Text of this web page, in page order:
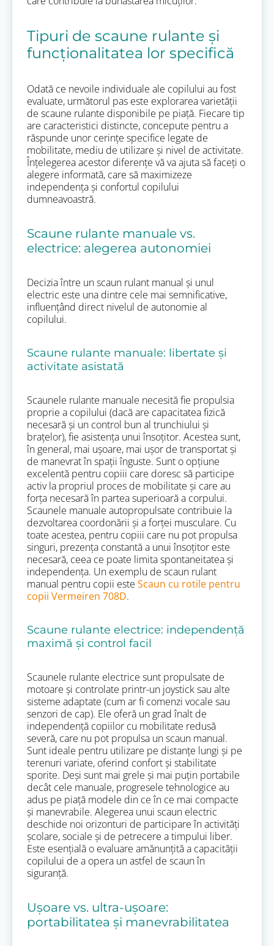
Tipuri de scaune rulante și
funcționalitatea lor specifică
Odată ce nevoile individuale ale copilului au fost
evaluate, următorul pas este explorarea varietății
de scaune rulante disponibile pe piață. Fiecare tip
are caracteristici distincte, concepute pentru a
răspunde unor cerințe specifice legate de
mobilitate, mediu de utilizare și nivel de activitate.
Înțelegerea acestor diferențe vă va ajuta să faceți o
alegere informată, care să maximizeze
independența și confortul copilului
dumneavoastră.
Scaune rulante manuale vs.
electrice: alegerea autonomiei
Decizia între un scaun rulant manual și unul
electric este una dintre cele mai semnificative,
influențând direct nivelul de autonomie al
copilului.
Scaune rulante manuale: libertate și
activitate asistată
Scaunele rulante manuale necesită fie propulsia
proprie a copilului (dacă are capacitatea fizică
necesară și un control bun al trunchiului și
brațelor), fie asistența unui însoțitor. Acestea sunt,
în general, mai ușoare, mai ușor de transportat și
de manevrat în spații înguste. Sunt o opțiune
excelentă pentru copiii care doresc să participe
activ la propriul proces de mobilitate și care au
forța necesară în partea superioară a corpului.
Scaunele manuale autopropulsate contribuie la
dezvoltarea coordonării și a forței musculare. Cu
toate acestea, pentru copiii care nu pot propulsa
singuri, prezența constantă a unui însoțitor este
necesară, ceea ce poate limita spontaneitatea și
independența. Un exemplu de scaun rulant
manual pentru copii este Scaun cu rotile pentru
copii Vermeiren 708D.
Scaune rulante electrice: independență
maximă și control facil
Scaunele rulante electrice sunt propulsate de
motoare și controlate printr-un joystick sau alte
sisteme adaptate (cum ar fi comenzi vocale sau
senzori de cap). Ele oferă un grad înalt de
independență copiilor cu mobilitate redusă
severă, care nu pot propulsa un scaun manual.
Sunt ideale pentru utilizare pe distanțe lungi și pe
terenuri variate, oferind confort și stabilitate
sporite. Deși sunt mai grele și mai puțin portabile
decât cele manuale, progresele tehnologice au
adus pe piață modele din ce în ce mai compacte
și manevrabile. Alegerea unui scaun electric
deschide noi orizonturi de participare în activități
școlare, sociale și de petrecere a timpului liber.
Este esențială o evaluare amănunțită a capacității
copilului de a opera un astfel de scaun în
siguranță.
Ușoare vs. ultra-ușoare:
portabilitatea și manevrabilitatea